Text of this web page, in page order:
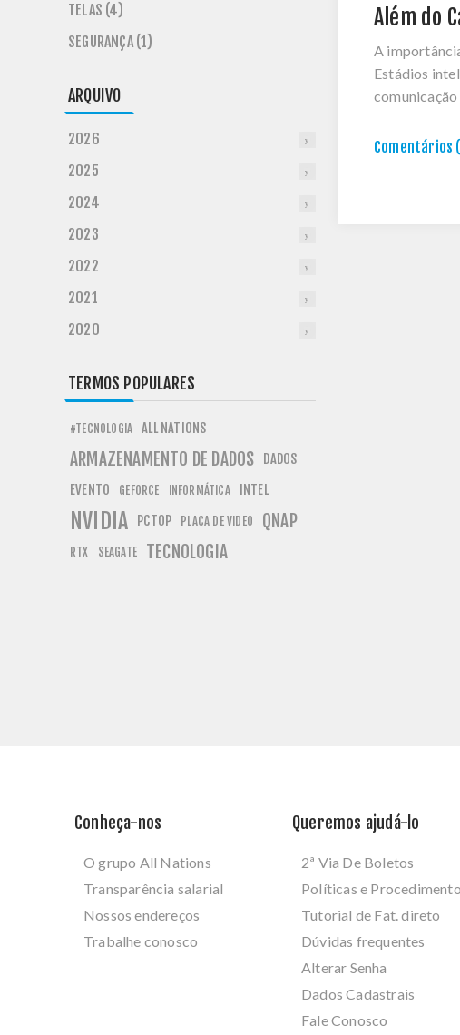
Além do
A
Estádios
Comentários
TELAS (4)
SEGURANÇA (1)
ARQUIVO
2026
2025
2024
2023
2022
2021
2020
TERMOS POPULARES
#TECNOLOGIA ALL NATIONS
ARMAZENAMENTO DE DADOS DADOS
EVENTO
GEFORCE INFORMÁTICA INTEL
NVIDIA PCTOP PLACA DE VIDEO QNAP
RTX SEAGATE TECNOLOGIA
Conheça-nos
O grupo All Nations
Transparência salarial
Nossos endereços
Trabalhe conosco
Queremos ajudá-lo
2ª Via De Boletos
Políticas e
Tutorial de Fat. direto
Dúvidas frequentes
Alterar Senha
Dados Cadastrais
Fale Conosco